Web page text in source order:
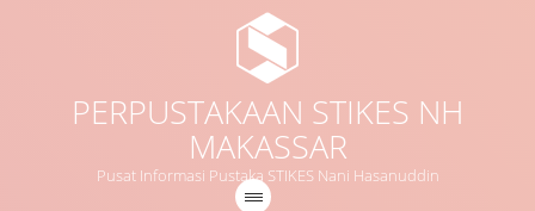
PERPUSTAKAAN STIKES NH
MAKASSAR
Pusat Informasi Pustaka STIKES Nani Hasanuddin